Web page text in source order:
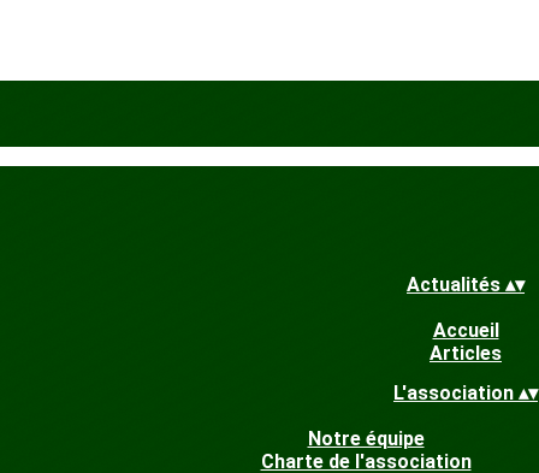
Actualités ▴▾
Accueil
Articles
L'association ▴▾
Notre équipe
Charte de l'association